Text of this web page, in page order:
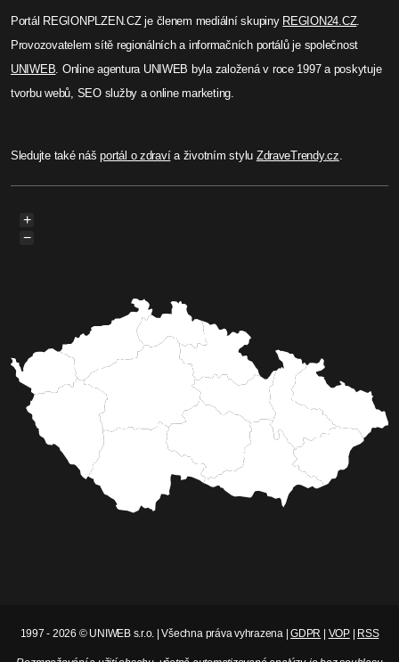
Portál REGIONPLZEN.CZ je členem mediální skupiny REGION24.CZ.
Provozovatelem sítě regionálních a informačních portálů je společnost
UNIWEB. Online agentura UNIWEB byla založená v roce 1997 a poskytuje
tvorbu webů, SEO služby a online marketing.
Sledujte také nášportál o zdravía životním stylu ZdraveTrendy.cz.
+
−
1997 - 2026 © UNIWEB s.r.o. | Všechna práva vyhrazena |GDPR VOP| RSS